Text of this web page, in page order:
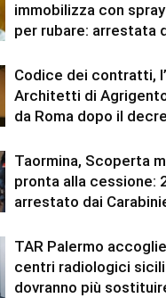
immobilizza con
per rubare: arrestata
Codice dei contratti,
Architetti di Agrigento
da Roma dopo il
Taormina, Scoperta
pronta alla cessione:
arrestato dai
TAR Palermo
centri radiologici
dovranno più